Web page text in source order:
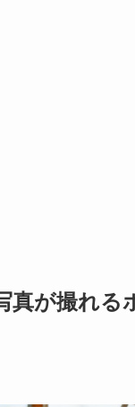
真が撮れ